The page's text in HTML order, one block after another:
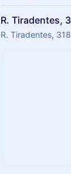
R. Tiradentes,
R. Tiradentes,